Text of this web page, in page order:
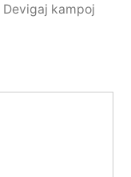
Devigaj kampoj